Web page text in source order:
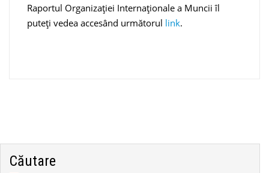
Raportul Organizației Internaționale a Muncii îl
puteți vedea accesând următorul link.
Căutare